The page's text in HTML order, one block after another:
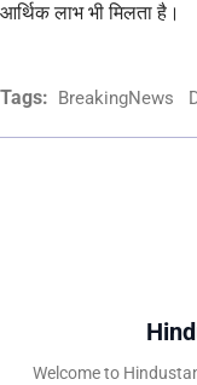
आर्थिक लाभ भी मिलता है।
Tags: BreakingNews
Welcome to